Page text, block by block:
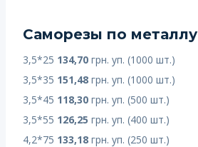
Саморезы по металлу
3,5*25 134,70 грн. уп. (1000 шт.)
3,5*35 151,48 грн. уп. (1000 шт.)
3,5*45 118,30 грн. уп. (500 шт.)
3,5*55 126,25 грн. уп. (400 шт.)
4,2*75 133,18 грн. уп. (250 шт.)